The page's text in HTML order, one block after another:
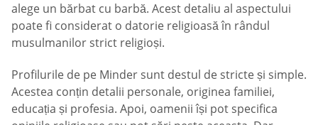
alege un bărbat cu barbă. Acest detaliu al aspectului
poate fi considerat o datorie religioasă în rândul
musulmanilor strict religioși.
Profilurile de pe Minder sunt destul de stricte și simple.
Acestea conțin detalii personale, originea familiei,
educația și profesia. Apoi, oamenii își pot specifica